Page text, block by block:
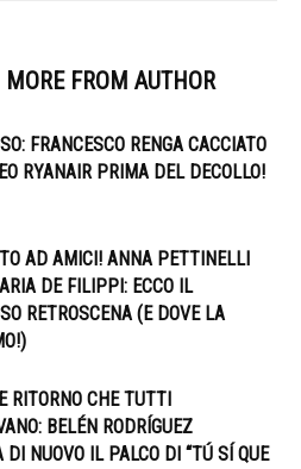
MORE FROM AUTHOR
FRANCESCO RENGA CACCIATO
RYANAIR PRIMA DEL DECOLLO!
AD AMICI! ANNA PETTINELLI
DE FILIPPI: ECCO IL
RETROSCENA (E DOVE LA
RITORNO CHE TUTTI
BELÉN RODRÍGUEZ
DI NUOVO IL PALCO DI “TÚ SÍ QUE